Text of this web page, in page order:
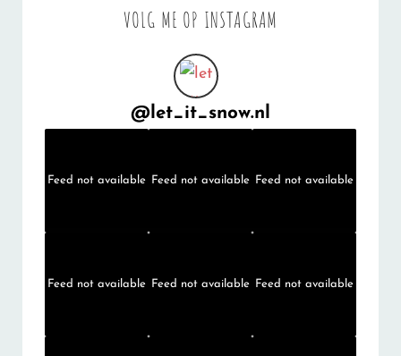
VOLG ME OP INSTAGRAM
@ let_it_snow.nl
Feed not available Feed not available Feed not available
Feed not available Feed not available Feed not available